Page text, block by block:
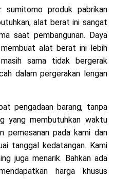
sumitomo produk pabrikan
alat berat ini sangat
saat pembangunan. Daya
membuat alat berat ini lebih
sama tidak bergerak
dalam pergerakan lengan
pengadaan barang, tanpa
yang membutuhkan waktu
pemesanan pada kami dan
tanggal kedatangan. Kami
juga menarik. Bahkan ada
harga khusus